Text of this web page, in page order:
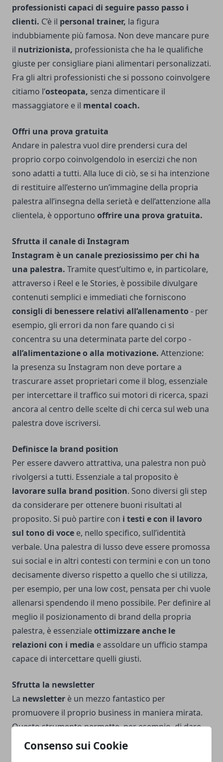
Consenso sui Cookie
professionisti capaci di seguire passo passo i
clienti. C’è il personal trainer, la figura
indubbiamente più famosa. Non deve mancare pure
il nutrizionista, professionista che ha le qualifiche
giuste per consigliare piani alimentari personalizzati.
Fra gli altri professionisti che si possono coinvolgere
citiamo l’osteopata, senza dimenticare il
massaggiatore e il mental coach.
Offri una prova gratuita
Andare in palestra vuol dire prendersi cura del
proprio corpo coinvolgendolo in esercizi che non
sono adatti a tutti. Alla luce di ciò, se si ha intenzione
di restituire all’esterno un’immagine della propria
palestra all’insegna della serietà e dell’attenzione alla
clientela, è opportuno offrire una prova gratuita.
Sfrutta il canale di Instagram
Instagram è un canale preziosissimo per chi ha
una palestra. Tramite quest’ultimo e, in particolare,
attraverso i Reel e le Stories, è possibile divulgare
contenuti semplici e immediati che forniscono
consigli di benessere relativi all’allenamento - per
esempio, gli errori da non fare quando ci si
concentra su una determinata parte del corpo -
all’alimentazione o alla motivazione. Attenzione:
la presenza su Instagram non deve portare a
trascurare asset proprietari come il blog, essenziale
per intercettare il traffico sui motori di ricerca, spazi
ancora al centro delle scelte di chi cerca sul web una
palestra dove iscriversi.
Definisce la brand position
Per essere davvero attrattiva, una palestra non può
rivolgersi a tutti. Essenziale a tal proposito è
lavorare sulla brand position. Sono diversi gli step
da considerare per ottenere buoni risultati al
proposito. Si può partire con i testi e con il lavoro
sul tono di voce e, nello specifico, sull’identità
verbale. Una palestra di lusso deve essere promossa
sui social e in altri contesti con termini e con un tono
decisamente diverso rispetto a quello che si utilizza,
per esempio, per una low cost, pensata per chi vuole
allenarsi spendendo il meno possibile. Per definire al
meglio il posizionamento di brand della propria
palestra, è essenzialeottimizzare anche le
relazioni con i media e assoldare un ufficio stampa
capace di intercettare quelli giusti.
Sfrutta la newsletter
La newsletter è un mezzo fantastico per
promuovere il proprio business in maniera mirata.
Questo strumento permette, per esempio, di dare
spazio a
promozioni personalizzate